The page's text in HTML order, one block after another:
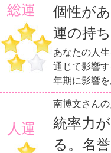
総運
個性が
運の持
あなたの人
通じて影響
年期に影響を
人運
南博文さん
統率力
る。名